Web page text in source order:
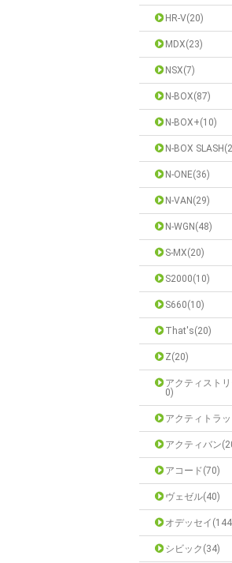
HR-V(20)
MDX(23)
NSX(7)
N-BOX(87)
N-BOX+(10)
N-BOX
N-ONE(36)
N-VAN(29)
N-WGN(48)
S-MX(20)
S2000(10)
S660(10)
That's(20)
Z(20)
アクティスト
0)
アクティトラ
アクティバン
アコード(70)
ヴェゼル(40)
オデッセイ
シビック(34)